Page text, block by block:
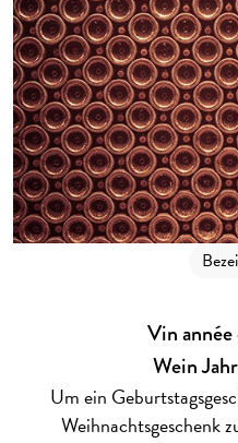
Vin année
Wein
Um ein
Weihnachtsgeschenk